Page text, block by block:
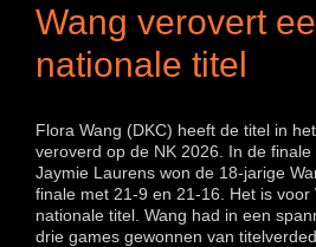
Wang verovert
nationale titel
Flora Wang (DKC) heeft de titel in
veroverd op de NK 2026. In de
Jaymie Laurens won de 18-jarige
finale met 21-9 en 21-16. Het is voor
nationale titel. Wang had in een
drie games gewonnen van